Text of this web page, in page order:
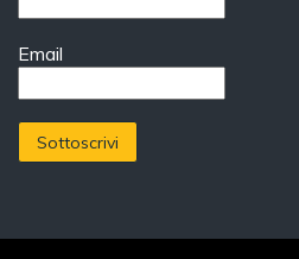
Email